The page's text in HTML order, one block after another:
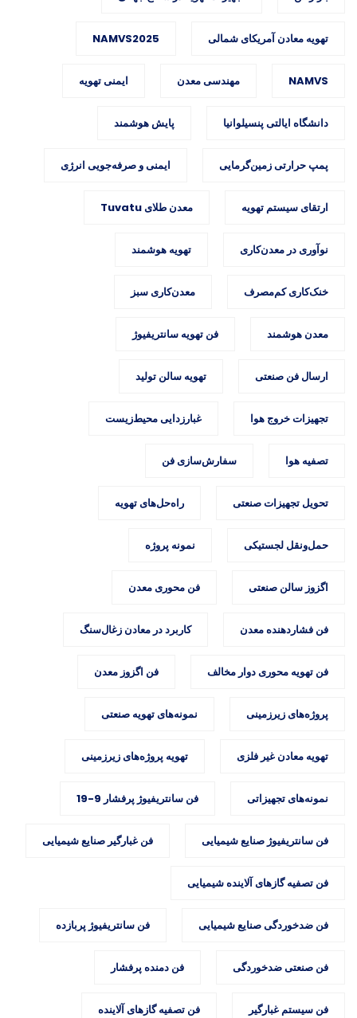
تهویه معادن آمریکای شمالی NAMVS2025
NAMVS مهندسی معدن ایمنی تهویه
دانشگاه ایالتی پنسیلوانیا پایش هوشمند
پمپ حرارتی زمین‌گرمایی ایمنی و صرفه‌جویی انرژی
ارتقای سیستم تهویه معدن طلای Tuvatu
نوآوری در معدن‌کاری تهویه هوشمند
خنک‌کاری کم‌مصرف معدن‌کاری سبز
معدن هوشمند فن تهویه سانتریفیوژ
ارسال فن صنعتی تهویه سالن تولید
تجهیزات خروج هوا غبارزدایی محیط‌زیست
تصفیه هوا سفارش‌سازی فن
تحویل تجهیزات صنعتی راه‌حل‌های تهویه
حمل‌ونقل لجستیکی نمونه پروژه
اگزوز سالن صنعتی فن محوری معدن
فن فشاردهنده معدن کاربرد در معادن زغال‌سنگ
فن تهویه محوری دوار مخالف فن اگزوز معدن
پروژه‌های زیرزمینی نمونه‌های تهویه صنعتی
تهویه معادن غیر فلزی تهویه پروژه‌های زیرزمینی
نمونه‌های تجهیزاتی فن سانتریفیوژ پرفشار 9-19
فن سانتریفیوژ صنایع شیمیایی فن غبارگیر صنایع شیمیایی
فن تصفیه گازهای آلاینده شیمیایی
فن ضدخوردگی صنایع شیمیایی فن سانتریفیوژ پربازده
فن صنعتی ضدخوردگی فن دمنده پرفشار
فن سیستم غبارگیر فن تصفیه گازهای آلاینده